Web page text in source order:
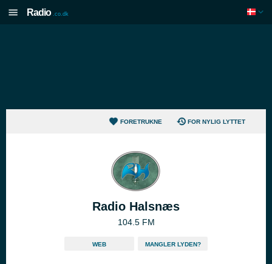
Radio .co.dk
FORETRUKNE FOR NYLIG LYTTET
Radio Halsnæs
104.5 FM
WEB MANGLER LYDEN?